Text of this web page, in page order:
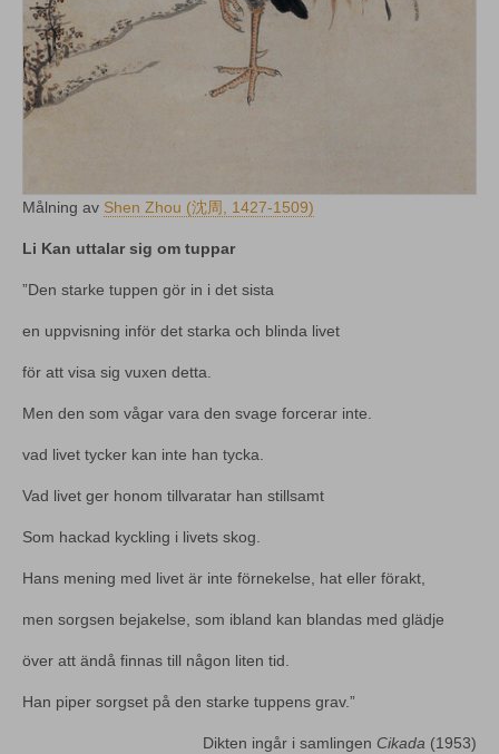
Målning av Shen Zhou (沈周, 1427-1509)
Li Kan uttalar sig om tuppar
”Den starke tuppen gör in i det sista
en uppvisning inför det starka och blinda livet
för att visa sig vuxen detta.
Men den som vågar vara den svage forcerar inte.
vad livet tycker kan inte han tycka.
Vad livet ger honom tillvaratar han stillsamt
Som hackad kyckling i livets skog.
Hans mening med livet är inte förnekelse, hat eller förakt,
men sorgsen bejakelse, som ibland kan blandas med glädje
över att ändå finnas till någon liten tid.
Han piper sorgset på den starke tuppens grav.”
Dikten ingår i samlingen Cikada (1953)